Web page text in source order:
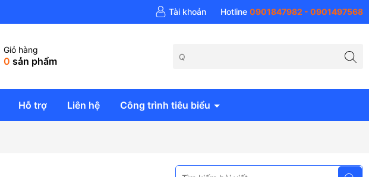
Tài khoản Hotline 0901847982 - 0901497568
Giỏ hàng
0 sản phẩm
Hỗ trợ Liên hệ Công trình tiêu biểu